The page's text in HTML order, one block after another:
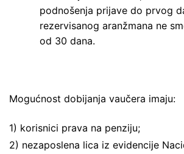
podnošenja prijave do prvog
rezervisanog aranžmana ne
od 30 dana.
Mogućnost dobijanja vaučera imaju:
1) korisnici prava na penziju;
2) nezaposlena lica iz evidencije